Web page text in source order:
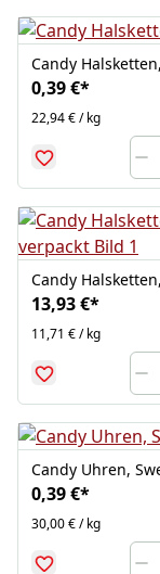
Candy
0,39 €*
22,94 € / kg
Candy
13,93 €*
11,71 € / kg
Candy Uhren,
0,39 €*
30,00 € / kg